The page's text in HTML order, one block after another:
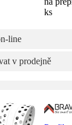
ks
line
v prodejně